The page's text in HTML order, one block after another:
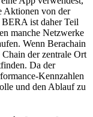
Aktionen von der
ist daher Teil
manche Netzwerke
Wenn Berachain
der zentrale Ort
Da der
Kennzahlen
und den Ablauf zu